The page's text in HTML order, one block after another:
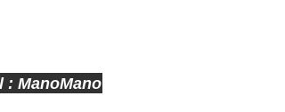
: ManoMano